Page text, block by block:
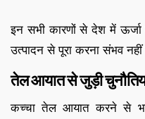
इन सभी कारणों से देश में
उत्पादन से पूरा करना संभव नहीं
तेल आयात से जुड़ी
कच्चा तेल आयात करने से